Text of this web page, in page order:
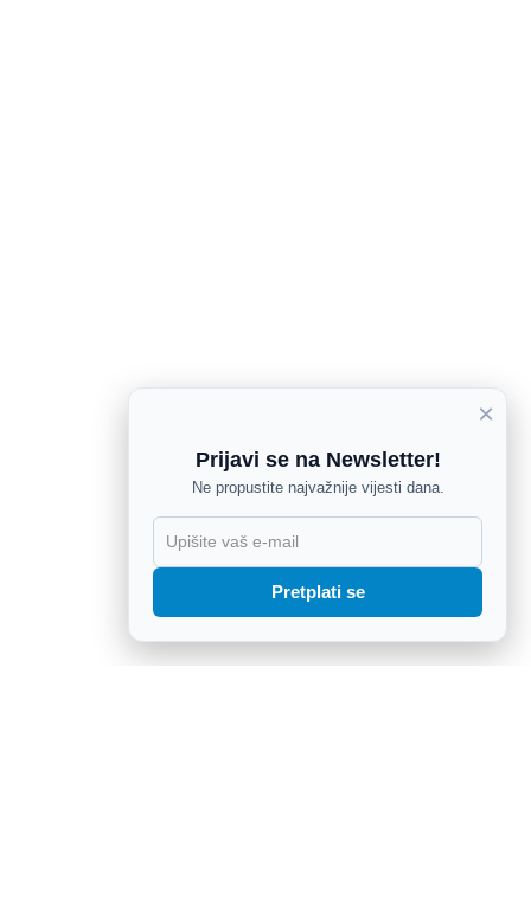
×
Prijavi se na Newsletter!
Ne propustite najvažnije vijesti dana.
Pretplati se